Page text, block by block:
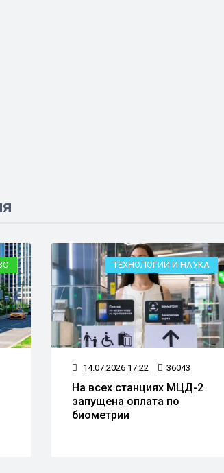
ТЕХНОЛОГИИ И НАУКА
14.07.2026 17:22 36043
На всех станциях МЦД-2
запущена оплата по
биометрии